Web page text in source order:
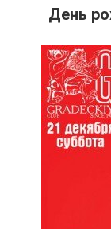
День